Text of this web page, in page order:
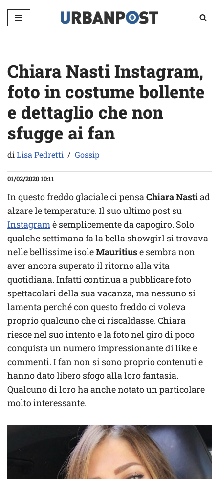
Vai
Chiara Nasti Instagram,
foto in costume bollente
e dettaglio che non
sfugge ai fan
diLisa Pedretti Gossip
01/02/2020 10:11
In questo freddo glaciale ci pensaChiara Nastiad
alzare le temperature. Il suo ultimo post su
Instagramè semplicemente da capogiro. Solo
qualche settimana fa la bella showgirl si trovava
nelle bellissime isoleMauritiuse sembra non
aver ancora superato il ritorno alla vita
quotidiana. Infatti continua a pubblicare foto
spettacolari della sua vacanza, ma nessuno si
lamenta perché con questo freddo ci voleva
proprio qualcuno che ci riscaldasse. Chiara
riesce nel suo intento e la foto nel giro di poco
conquista un numero impressionante di like e
commenti. I fan non si sono proprio contenuti e
hanno dato libero sfogo alla loro fantasia.
Qualcuno di loro ha anche notato un particolare
molto interessante.